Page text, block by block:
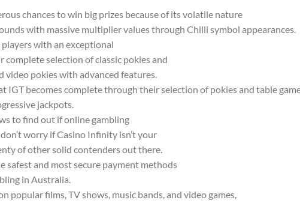
chances to win big prizes because of its volatile nature
with massive multiplier values through Chilli symbol appearances.
with an exceptional
selection of classic pokies and
video pokies with advanced features.
IGT becomes complete through their selection of pokies and table
jackpots.
to find out if online gambling
worry if Casino Infinity isn’t your
of other solid contenders out there.
safest and most secure payment methods
in Australia.
popular films, TV shows, music bands, and video games,